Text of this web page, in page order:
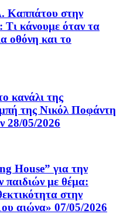
Καππάτου στην
κάνουμε όταν τα
οθόνη και το
κανάλι της
της Νικόλ Ποφάντη
28/05/2026
House” για την
παιδιών με θέμα:
στην
αιώνα» 07/05/2026